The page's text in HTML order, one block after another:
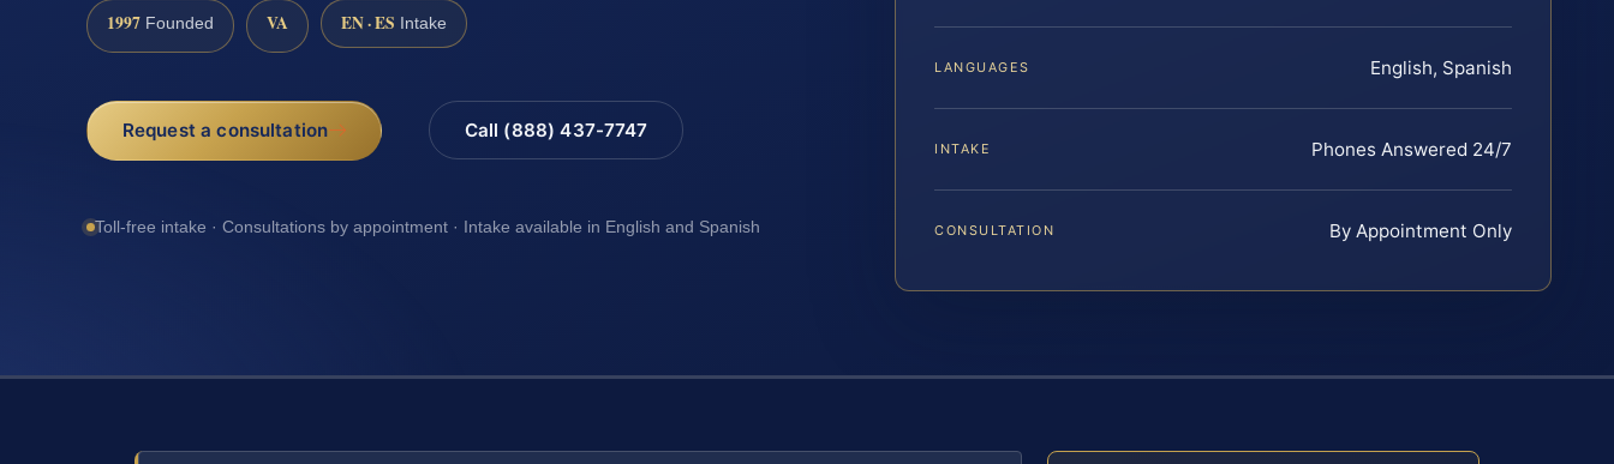
1997 Founded VA EN · ES Intake
Request a consultation Call (888) 437-7747
Toll-free intake · Consultations by appointment · Intake available in English and Spanish
LANGUAGES English, Spanish
INTAKE Phones Answered 24/7
CONSULTATION By Appointment Only